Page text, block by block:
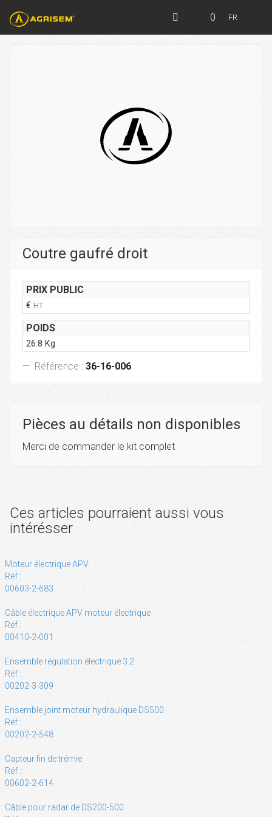
0 FR
Coutre gaufré droit
PRIX PUBLIC
€ HT
POIDS
26.8 Kg
Référence : 36-16-006
Pièces au détails non disponibles
Merci de commander le kit complet
Ces articles pourraient aussi vous
intérésser
Moteur électrique APV
Réf :
00603-2-683
Câble électrique APV moteur électrique
Réf :
00410-2-001
Ensemble régulation électrique 3.2
Réf :
00202-3-309
Ensemble joint moteur hydraulique DS500
Réf :
00202-2-548
Capteur fin de trémie
Réf :
00602-2-614
Câble pour radar de DS200-500